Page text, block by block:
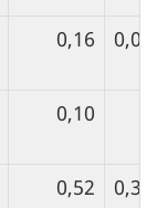
0,16 0,07
0,10
0,52
0,30